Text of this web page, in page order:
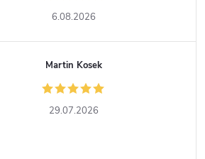
6.08.2026
Martin Kosek
29.07.2026